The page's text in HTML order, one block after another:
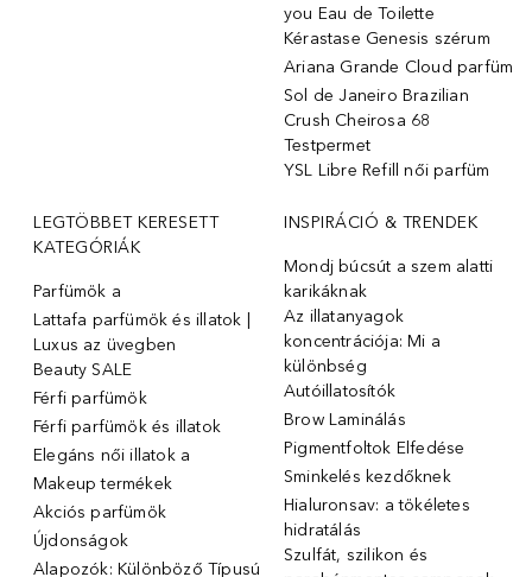
you Eau de Toilette
Kérastase Genesis szérum
Ariana Grande Cloud parfüm
Sol de Janeiro Brazilian
Crush Cheirosa 68
Testpermet
YSL Libre Refill női parfüm
LEGTÖBBET KERESETT
KATEGÓRIÁK
Parfümök ️a
Lattafa parfümök és illatok |
Luxus az üvegben
Beauty SALE
Férfi parfümök
Férfi parfümök és illatok
Elegáns női illatok ️a
Makeup termékek
Akciós parfümök
Újdonságok
Alapozók: Különböző Típusú
INSPIRÁCIÓ & TRENDEK
Mondj búcsút a szem alatti
karikáknak
Az illatanyagok
koncentrációja: Mi a
különbség
Autóillatosítók
Brow Laminálás
Pigmentfoltok Elfedése
Sminkelés kezdőknek
Hialuronsav: a tökéletes
hidratálás
Szulfát, szilikon és